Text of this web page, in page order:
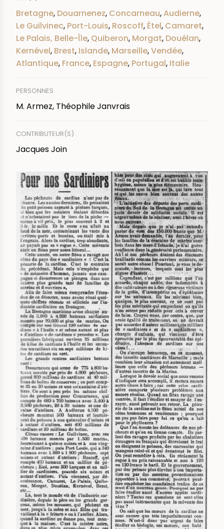
Bretagne, Douarnenez, Concarneau,Audierne,
Le Guilvinec, Port-Louis, Roscoff, Étel, Camaret,
Le Palais, Belle-Île, Quiberon, Morgat, Douélan,
Kernével, Brest, Islande, Marseille,Vendée,
Atlantique, France, Espagne, Portugal, Italie
PERSONNES
M. Armez, Théophile Janvrais
CONTRIBUTEUR(S)
Jacques Join
IMAGE